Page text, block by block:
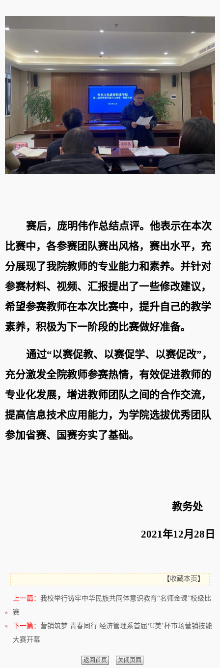
赛后，庞明伟作总结点评。他表示在本次
比赛中，各参赛团队赛出风格，赛出水平，充
分展现了我院教师的专业能力和素养。 并针对
参赛材料、视频、汇报提出了一些修改建议，
希望参赛教师在本次比赛中，提升自己的教学
素养，积极为下一阶段的比赛做好准备。
通过“以赛促教、以赛促学、以赛促改”，
充分激发全院教师参赛热情， 有效促进教师的
专业化发展， 增进教师团队之间的合作交流，
提高信息技术应用能力，为学院选拔优秀团队
参加省赛、国赛夯实了基础。
教务处
2021年12月 28 日
【收藏本页 】
上一篇： 我校举行铸牢中华民族共同体意识教育“名师金课”校级比
赛
下一篇： 营销筑梦 青春同行 经济管理系首届‘U美’杯市场营销技能
大赛开幕
返回首页 关闭页面